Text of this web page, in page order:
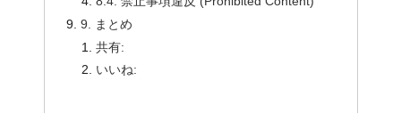
9. まとめ
共有:
いいね: